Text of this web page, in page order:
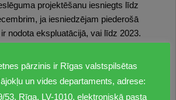
projektēšanu iesniegts līdz
ja iesniedzējam piederošā
nodota ekspluatācijā, vai līdz 2023.
sastāvā ir dzīvojamās mājas
ierakstīta zemesgrāmatā, un ir spēkā
pārzinis ir Rīgas valstspilsētas
un vides departaments, adrese:
53, Rīga, LV-1010, elektroniskā pasta